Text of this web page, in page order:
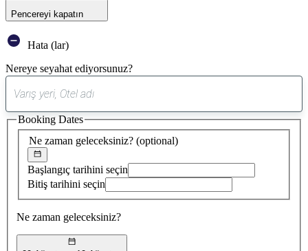
Pencereyi kapatın
Hata (lar)
Nereye seyahat ediyorsunuz?
öneri
bulundu
Ne zaman geleceksiniz? (optional)
Başlangıç tarihini seçin
Bitiş tarihini seçin
Ne zaman geleceksiniz?
Booking Dates